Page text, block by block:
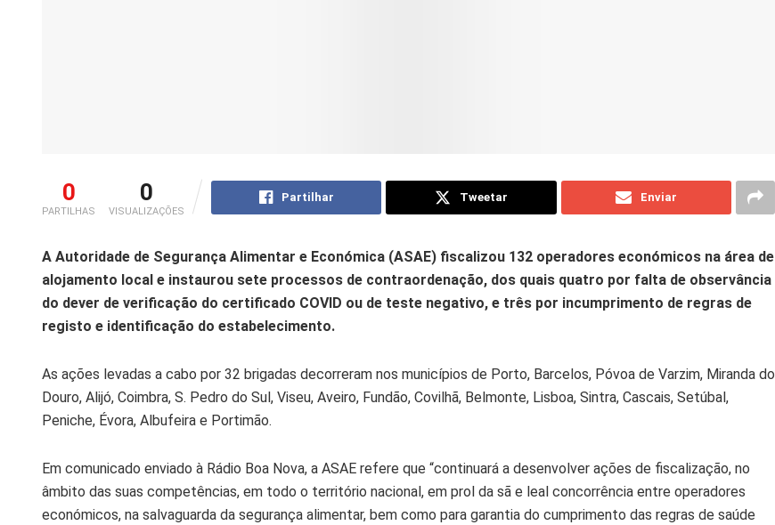
0
PARTILHAS
0
VISUALIZAÇÕES
Partilhar Tweetar Enviar
A Autoridade de Segurança Alimentar e Económica (ASAE) fiscalizou 132 operadores económicos na área de
alojamento local e instaurou sete processos de contraordenação, dos quais quatro por falta de observância
do dever de verificação do certificado COVID ou de teste negativo, e três por incumprimento de regras de
registo e identificação do estabelecimento.
As ações levadas a cabo por 32 brigadas decorreram nos municípios de Porto, Barcelos, Póvoa de Varzim, Miranda do
Douro, Alijó, Coimbra, S. Pedro do Sul, Viseu, Aveiro, Fundão, Covilhã, Belmonte, Lisboa, Sintra, Cascais, Setúbal,
Peniche, Évora, Albufeira e Portimão.
Em comunicado enviado à Rádio Boa Nova, a ASAE refere que “continuará a desenvolver ações de fiscalização, no
âmbito das suas competências, em todo o território nacional, em prol da sã e leal concorrência entre operadores
económicos, na salvaguarda da segurança alimentar, bem como para garantia do cumprimento das regras de saúde